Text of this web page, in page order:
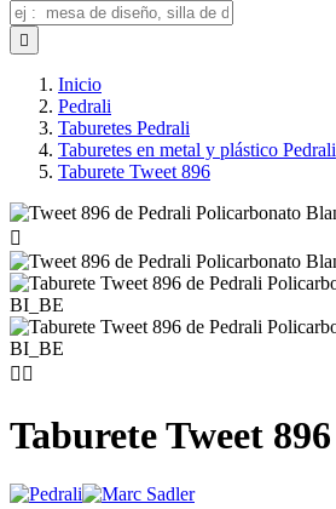

Inicio
Pedrali
Taburetes Pedrali
Taburetes en metal y plástico Pedrali
Taburete Tweet 896

 
Taburete Tweet 896